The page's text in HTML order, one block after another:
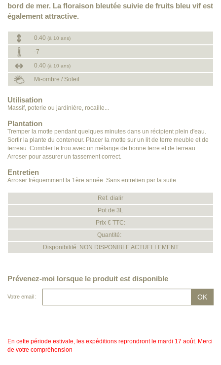
bord de mer. La floraison bleutée suivie de fruits bleu vif est
également attractive.
0.40 (à 10 ans)
-7
0.40 (à 10 ans)
Mi-ombre / Soleil
Utilisation
Massif, poterie ou jardinière, rocaille...
Plantation
Tremper la motte pendant quelques minutes dans un récipient plein d'eau.
Sortir la plante du conteneur. Placer la motte sur un lit de terre meuble et de
terreau. Combler le trou avec un mélange de bonne terre et de terreau.
Arroser pour assurer un tassement correct.
Entretien
Arroser fréquemment la 1ère année. Sans entretien par la suite.
Ref. dialir
Pot de 3L
Prix € TTC:
Quantité:
Disponibilité: NON DISPONIBLE ACTUELLEMENT
Prévenez-moi lorsque le produit est disponible
Votre email :
En cette période estivale, les expéditions reprondront le mardi 17 août. Merci
de votre compréhension